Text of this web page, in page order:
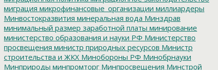
миграция микрофинансовые_организации миллиардеры
Минвостокразвития минеральная вода Минздрав
минимальный размер заработной платы минирование
министерство образования и науки РФ Министерство
просвещения министр природных ресурсов Министр
строительства и ЖКХ Минобороны РФ Минобрнауки
Минприроды минпромторг Минпросвещения Минстрой